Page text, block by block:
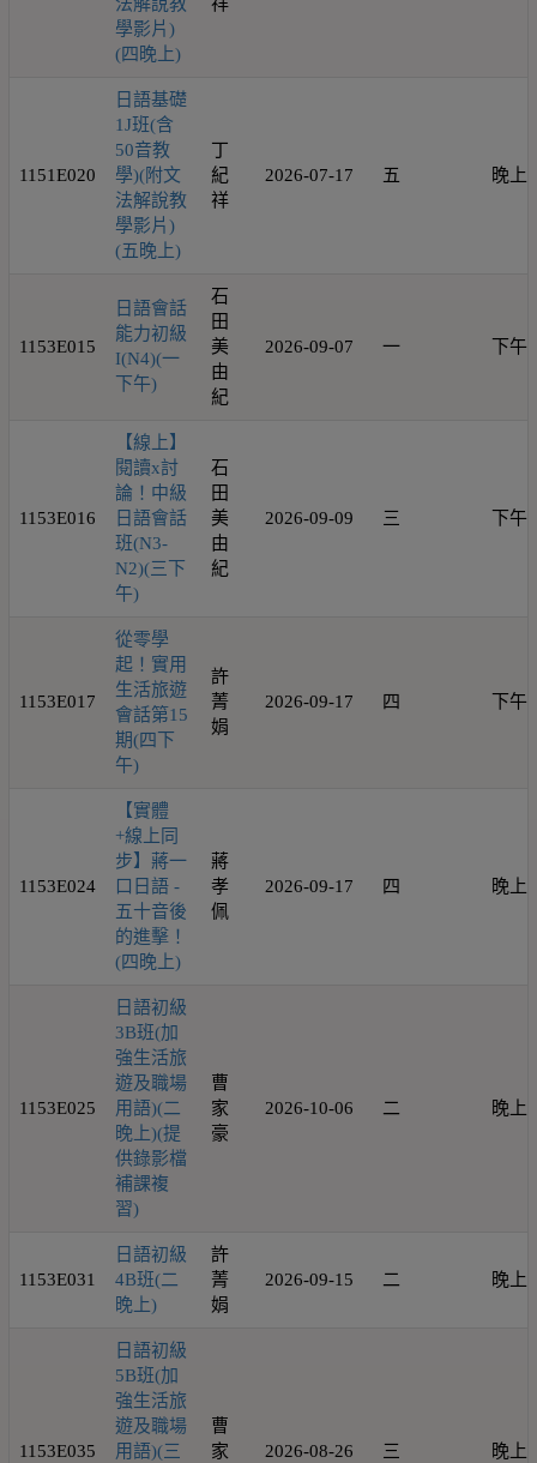
法解說教
學影片)
(四晚上)
祥
1151E020
日語基礎
1J班(含
50音教
學)(附文
法解說教
學影片)
(五晚上)
丁
紀
祥
2026-07-17 五 晚上
1153E015
日語會話
能力初級
I(N4)(一
下午)
石
田
美
由
紀
2026-09-07 一 下午
1153E016
【線上】
閱讀x討
論！中級
日語會話
班(N3-
N2)(三下
午)
石
田
美
由
紀
2026-09-09 三 下午
1153E017
從零學
起！實用
生活旅遊
會話第15
期(四下
午)
許
菁
娟
2026-09-17 四 下午
1153E024
【實體
+線上同
步】蔣一
口日語 -
五十音後
的進擊！
(四晚上)
蔣
孝
佩
2026-09-17 四 晚上
1153E025
日語初級
3B班(加
強生活旅
遊及職場
用語)(二
晚上)(提
供錄影檔
補課複
習)
曹
家
豪
2026-10-06 二 晚上
1153E031
日語初級
4B班(二
晚上)
許
菁
娟
2026-09-15 二 晚上
1153E035
日語初級
5B班(加
強生活旅
遊及職場
用語)(三
曹
家
2026-08-26 三 晚上